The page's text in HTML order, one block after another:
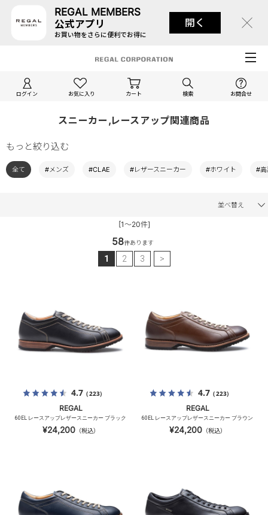
REGAL MEMBERS
公式アプリ
お買い物をさらに便利でお得に
開く
ログイン お気に入り カート 検索 お問合せ
スニーカー,レースアップ関連商品
もっと絞り込む
全て #メンズ #CLAE #レザースニーカー #ホワイト #高
並べ替え
[1～20件]
58件あります
1 2 3 >
4.7（223）
REGAL
60EL レースアップレザースニーカー ブラック
¥24,200（税込）
4.7（223）
REGAL
60EL レースアップレザースニーカー ブラウン
¥24,200（税込）